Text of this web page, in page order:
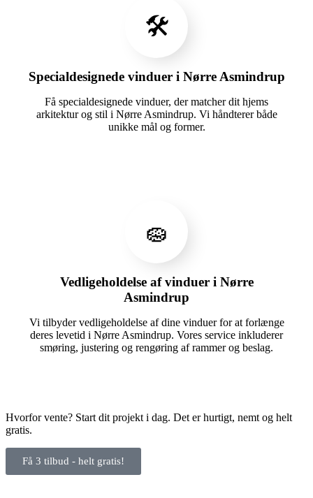
🛠️
Specialdesignede vinduer i Nørre Asmindrup
Få specialdesignede vinduer, der matcher dit hjems
arkitektur og stil i Nørre Asmindrup. Vi håndterer både
unikke mål og former.
🧽
Vedligeholdelse af vinduer i Nørre
Asmindrup
Vi tilbyder vedligeholdelse af dine vinduer for at forlænge
deres levetid i Nørre Asmindrup. Vores service inkluderer
smøring, justering og rengøring af rammer og beslag.
Hvorfor vente? Start dit projekt i dag. Det er hurtigt, nemt og helt
gratis.
Få 3 tilbud - helt gratis!